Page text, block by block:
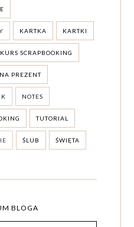
KARTKA KARTKI
KURS SCRAPBOOKING
NA PREZENT
NOTES
TUTORIAL
ŚLUB ŚWIĘTA
BLOGA